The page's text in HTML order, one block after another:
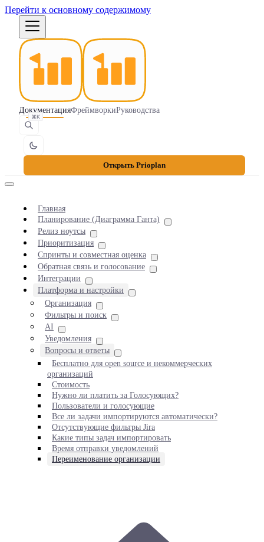
Перейти к основному содержимому
ДокументацияФреймворкиРуководства
⌘K
Открыть Prioplan
Главная
Планирование (Диаграмма Ганта)
Релиз ноутсы
Приоритизация
Спринты и совместная оценка
Обратная связь и голосование
Интеграции
Платформа и настройки
Организация
Фильтры и поиск
AI
Уведомления
Вопросы и ответы
Бесплатно для open source и некоммерческих
организаций
Стоимость
Нужно ли платить за Голосующих?
Пользователи и голосующие
Все ли задачи импортируются автоматически?
Отсутствующие фильтры Jira
Какие типы задач импортировать
Время отправки уведомлений
Переименование организации